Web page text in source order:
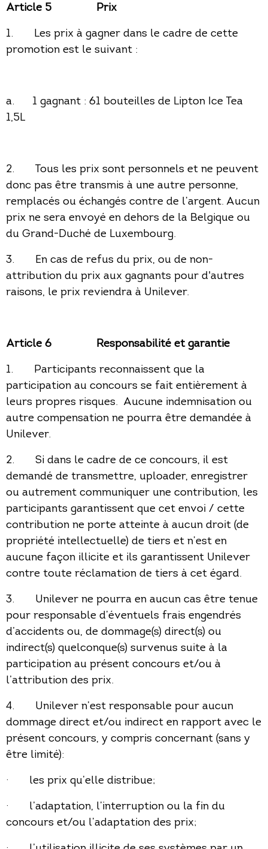
Article 5
Prix
1. Les prix à gagner dans le cadre de cette
promotion est le suivant :
a. 1 gagnant : 61 bouteilles de Lipton Ice Tea
1,5L
2. Tous les prix sont personnels et ne peuvent
donc pas être transmis à une autre personne,
remplacés ou échangés contre de l’argent. Aucun
prix ne sera envoyé en dehors de la Belgique ou
du Grand-Duché de Luxembourg.
3. En cas de refus du prix, ou de non-
attribution du prix aux gagnants pour d'autres
raisons, le prix reviendra à Unilever.
Article 6
Responsabilité et garantie
1. Participants reconnaissent que la
participation au concours se fait entièrement à
leurs propres risques. Aucune indemnisation ou
autre compensation ne pourra être demandée à
Unilever.
2. Si dans le cadre de ce concours, il est
demandé de transmettre, uploader, enregistrer
ou autrement communiquer une contribution, les
participants garantissent que cet envoi / cette
contribution ne porte atteinte à aucun droit (de
propriété intellectuelle) de tiers et n’est en
aucune façon illicite et ils garantissent Unilever
contre toute réclamation de tiers à cet égard.
3. Unilever ne pourra en aucun cas être tenue
pour responsable d’éventuels frais engendrés
d’accidents ou, de dommage(s) direct(s) ou
indirect(s) quelconque(s) survenus suite à la
participation au présent concours et/ou à
l’attribution des prix.
4. Unilever n’est responsable pour aucun
dommage direct et/ou indirect en rapport avec le
présent concours, y compris concernant (sans y
être limité):
· les prix qu’elle distribue;
· l’adaptation, l’interruption ou la fin du
concours et/ou l’adaptation des prix;